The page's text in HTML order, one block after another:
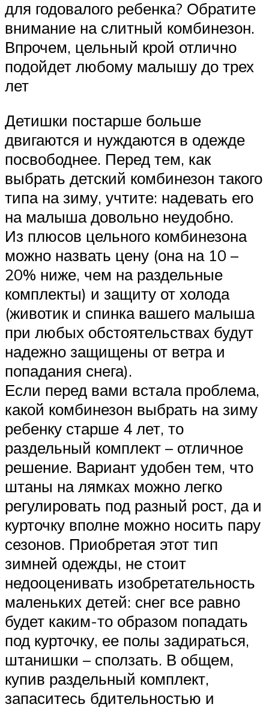
для годовалого ребенка? Обратите
внимание на слитный комбинезон.
Впрочем, цельный крой отлично
подойдет любому малышу до трех
лет
Детишки постарше больше
двигаются и нуждаются в одежде
посвободнее. Перед тем, как
выбрать детский комбинезон такого
типа на зиму, учтите: надевать его
на малыша довольно неудобно.
Из плюсов цельного комбинезона
можно назвать цену (она на 10 –
20% ниже, чем на раздельные
комплекты) и защиту от холода
(животик и спинка вашего малыша
при любых обстоятельствах будут
надежно защищены от ветра и
попадания снега).
Если перед вами встала проблема,
какой комбинезон выбрать на зиму
ребенку старше 4 лет, то
раздельный комплект – отличное
решение. Вариант удобен тем, что
штаны на лямках можно легко
регулировать под разный рост, да и
курточку вполне можно носить пару
сезонов. Приобретая этот тип
зимней одежды, не стоит
недооценивать изобретательность
маленьких детей: снег все равно
будет каким-то образом попадать
под курточку, ее полы задираться,
штанишки – сползать. В общем,
купив раздельный комплект,
запаситесь бдительностью и